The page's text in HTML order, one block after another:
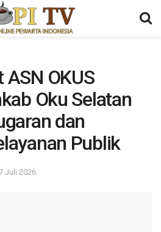
OKUS
Oku Selatan
dan
Publik
7 Juli 2026